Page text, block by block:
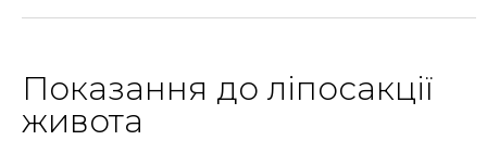
Показання до ліпосакції
живота